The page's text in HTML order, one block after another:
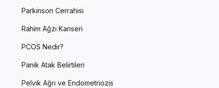
Parkinson Cerrahisi
Rahim Ağzı Kanseri
PCOS Nedir?
Panik Atak Belirtileri
Pelvik Ağrı ve Endometriozis